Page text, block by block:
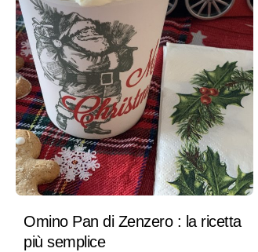
Omino Pan di Zenzero : la ricetta
più semplice